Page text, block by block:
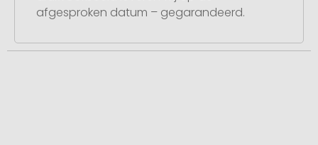
afgesproken datum – gegarandeerd.